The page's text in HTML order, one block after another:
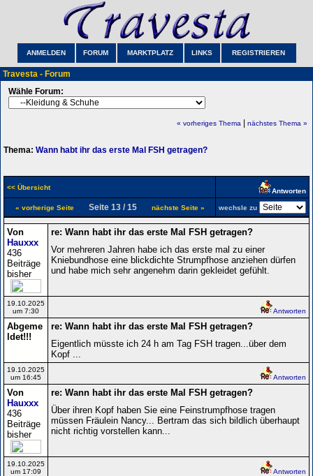
ANMELDEN FORUM MARKTPLATZ LINKS REGISTRIEREN
Travesta - Forum
Wähle Forum:
« vorheriges Thema nächstes Thema »
Thema: Wann habt ihr das erste Mal FSH getragen?
<< Übersicht Antworten
« vorherige SeiteSeite 13 / 15 nächste Seite » wechsle zu
Von
Hauxxx
436
Beiträge
bisher
re: Wann habt ihr das erste Mal FSH getragen?
Vor mehreren Jahren habe ich das erste mal zu einer
Kniebundhose eine blickdichte Strumpfhose anziehen dürfen
und habe mich sehr angenehm darin gekleidet gefühlt.
19.10.2025
um 7:30
Antworten
Abgeme
ldet!!!
re: Wann habt ihr das erste Mal FSH getragen?
Eigentlich müsste ich 24 h am Tag FSH tragen...über dem
Kopf ...
19.10.2025
um 16:45
Antworten
Von
Hauxxx
436
Beiträge
bisher
re: Wann habt ihr das erste Mal FSH getragen?
Über ihren Kopf haben Sie eine Feinstrumpfhose tragen
müssen Fräulein Nancy... Bertram das sich bildlich überhaupt
nicht richtig vorstellen kann...
19.10.2025
um 17:09
Antworten